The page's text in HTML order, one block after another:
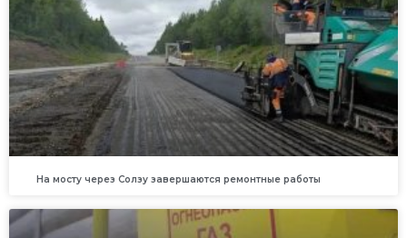
На мосту через Солзу завершаются ремонтные работы